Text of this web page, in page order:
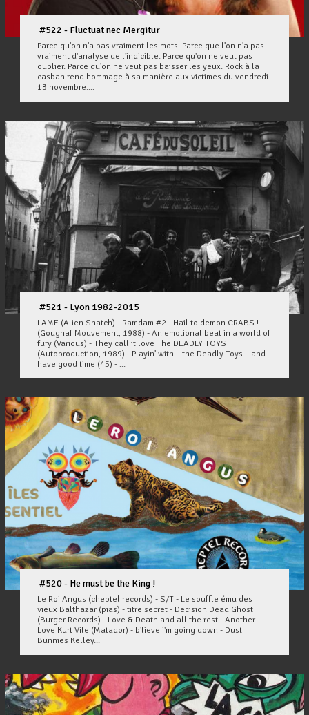
#522 - Fluctuat nec Mergitur
Parce qu'on n'a pas vraiment les mots. Parce que l'on n'a pas
vraiment d'analyse de l'indicible. Parce qu'on ne veut pas
oublier. Parce qu'on ne veut pas baisser les yeux. Rock à la
casbah rend hommage à sa manière aux victimes du vendredi
13 novembre....
#521 - Lyon 1982-2015
LAME (Alien Snatch) - Ramdam #2 - Hail to demon CRABS !
(Gougnaf Mouvement, 1988) - An emotional beat in a world of
fury (Various) - They call it love The DEADLY TOYS
(Autoproduction, 1989) - Playin' with... the Deadly Toys... and
have good time (45) - ...
#520 - He must be the King !
Le Roi Angus (cheptel records) - S/T - Le souffle ému des
vieux Balthazar (pias) - titre secret - Decision Dead Ghost
(Burger Records) - Love & Death and all the rest - Another
Love Kurt Vile (Matador) - b'lieve i'm going down - Dust
Bunnies Kelley...